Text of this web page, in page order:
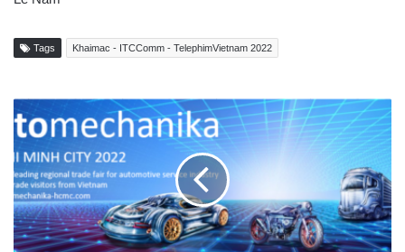
Tags Khaimac - ITCComm - TelephimVietnam 2022